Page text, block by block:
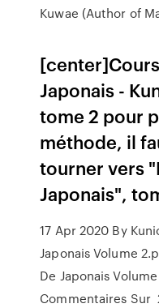
Kuwae (Author of
Japonais -
tome 2 pour
méthode, il
tourner vers
Japonais",
17 Apr 2020 By
Japonais Volume
De Japonais
Commentaires Sur